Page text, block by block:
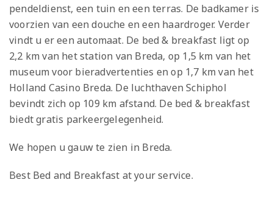
pendeldienst, een tuin en een terras. De badkamer is
voorzien van een douche en een haardroger. Verder
vindt u er een automaat. De bed & breakfast ligt op
2,2 km van het station van Breda, op 1,5 km van het
museum voor bieradvertenties en op 1,7 km van het
Holland Casino Breda. De luchthaven Schiphol
bevindt zich op 109 km afstand. De bed & breakfast
biedt gratis parkeergelegenheid.
We hopen u gauw te zien in Breda.
Best Bed and Breakfast at your service.